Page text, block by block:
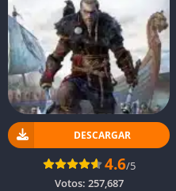
DESCARGAR
4.6/5
Votos: 257,687